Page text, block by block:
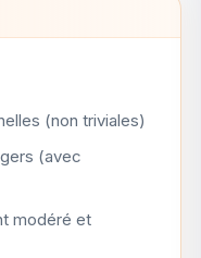
(non triviales)
(avec
modéré et